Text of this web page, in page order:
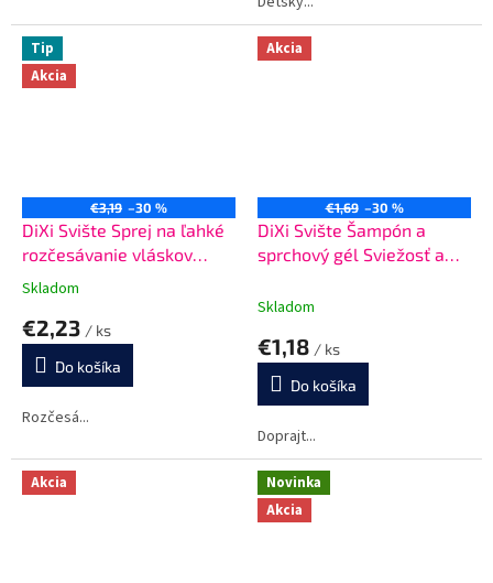
Tip
Akcia
€3,19 –30 %
DiXi Svište Sprej na ľahké
rozčesávanie vláskov
Šťavnatosť jahôdok a
Priemerné
produktu
5,0
5
Skladom
€2,23 / ks
Do košíka
Rozčesá...
Akcia
€1,69 –30 %
DiXi Svište Šampón a
sprchový gél Sviežosť a
Skladom
€1,18 / ks
Do košíka
Doprajt...
Akcia
Novinka
Akcia